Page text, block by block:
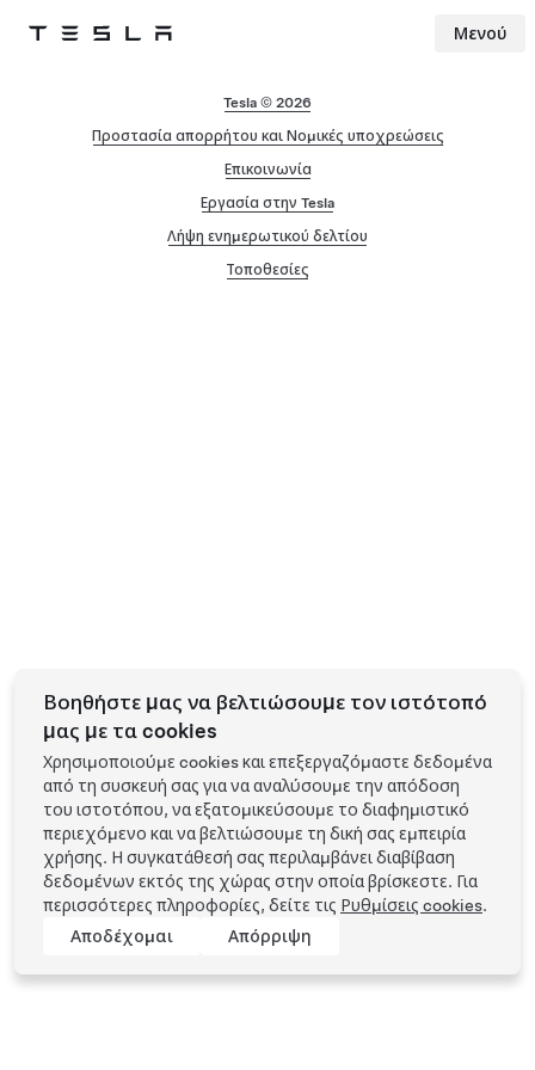
Tesla Μενού
Tesla © 2026
Προστασία απορρήτου και Νομικές υποχρεώσεις
Επικοινωνία
Εργασία στην Tesla
Λήψη ενημερωτικού δελτίου
Τοποθεσίες
Βοηθήστε μας να βελτιώσουμε τον ιστότοπό
μας με τα cookies
Χρησιμοποιούμε cookies και επεξεργαζόμαστε δεδομένα
από τη συσκευή σας για να αναλύσουμε την απόδοση
του ιστοτόπου, να εξατομικεύσουμε το διαφημιστικό
περιεχόμενο και να βελτιώσουμε τη δική σας εμπειρία
χρήσης. Η συγκατάθεσή σας περιλαμβάνει διαβίβαση
δεδομένων εκτός της χώρας στην οποία βρίσκεστε. Για
περισσότερες πληροφορίες, δείτε τις Ρυθμίσεις cookies.
Αποδέχομαι
Απόρριψη